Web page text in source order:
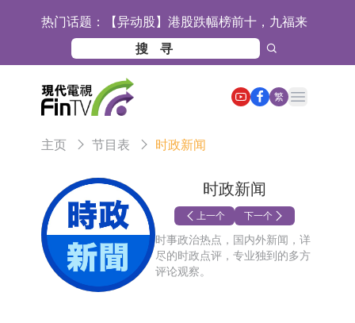
热门话题： 【异动股】港股跌幅榜前十，九福来
(08611.HK)跌21.43%，天瑞汽车内饰
(06162.HK)跌18.44%
【异动股】港股涨幅榜前十，佳明集
团控股(01271.HK)涨+78.22%，拿森
科技(02261.HK)涨+64.11%
斯迪克：公司为国内折叠屏核心功能
材料供应商
恒瑞医药：公司已在中国获批上市26
款1类创新药、6款2类新药
聚辰股份：公司VPD芯片已顺利通过
目标客户的测试认证
上期所：7月份对11个实际控制关系
账户组采取限制开仓的监管措施
特发服务：成功中标哔哩哔哩上海滨
江总部物业服务项目
亚太股份：公司是零跑汽车和
Stellantis集团的供应商
理工雷科面向边缘AI场景推出"山
繁
Open main menu
主页 节目表 时政新闻
时政新闻
上一个 下一个
时事政治热点，国内外新闻，详
尽的时政点评，专业独到的多方
评论观察。